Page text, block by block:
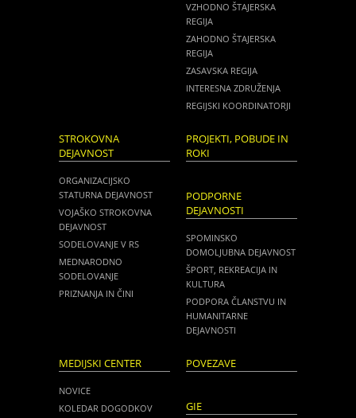
VZHODNO ŠTAJERSKA
REGIJA
ZAHODNO ŠTAJERSKA
REGIJA
ZASAVSKA REGIJA
INTERESNA ZDRUŽENJA
REGIJSKI KOORDINATORJI
STROKOVNA
DEJAVNOST
ORGANIZACIJSKO
STATURNA DEJAVNOST
VOJAŠKO STROKOVNA
DEJAVNOST
SODELOVANJE V RS
MEDNARODNO
SODELOVANJE
PRIZNANJA IN ČINI
PROJEKTI, POBUDE IN
ROKI
PODPORNE
DEJAVNOSTI
SPOMINSKO
DOMOLJUBNA DEJAVNOST
ŠPORT, REKREACIJA IN
KULTURA
PODPORA ČLANSTVU IN
HUMANITARNE
DEJAVNOSTI
MEDIJSKI CENTER
NOVICE
KOLEDAR DOGODKOV
POVEZAVE
GIE